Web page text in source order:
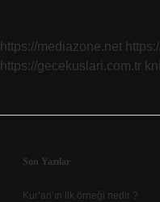
Gelir
https://mediazone.net
https://gecekuslari.com.tr
Sidebar
Son Yazılar
Kur’an’ın ilk örneği nedir ?